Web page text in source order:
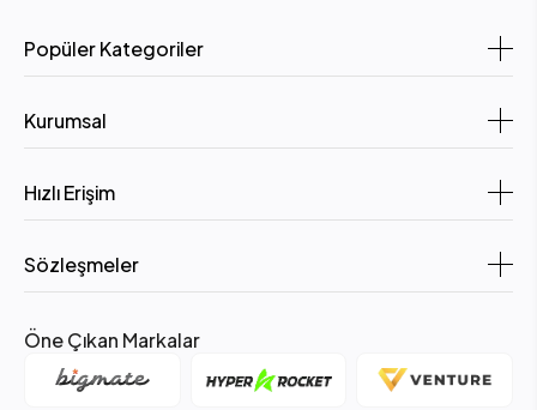
Popüler Kategoriler
Kurumsal
Hızlı Erişim
Sözleşmeler
Öne Çıkan Markalar